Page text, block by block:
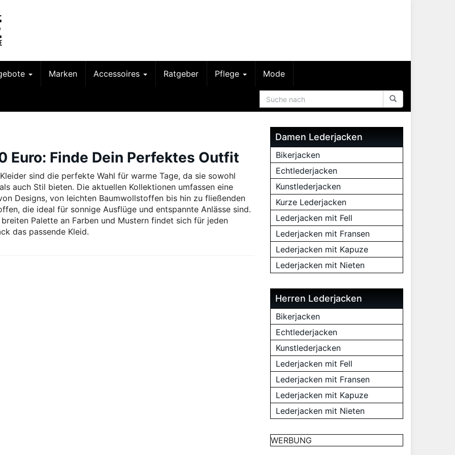
Marken Accessoires Ratgeber Pflege Mode
Euro: Finde Dein Perfektes Outfit
sind die perfekte Wahl für warme Tage, da sie sowohl
auch Stil bieten. Die aktuellen Kollektionen umfassen eine
Designs, von leichten Baumwollstoffen bis hin zu fließenden
die ideal für sonnige Ausflüge und entspannte Anlässe sind.
Palette an Farben und Mustern findet sich für jeden
das passende Kleid.
Damen Lederjacken
Bikerjacken
Echtlederjacken
Kunstlederjacken
Kurze Lederjacken
Lederjacken mit Fell
Lederjacken mit Fransen
Lederjacken mit Kapuze
Lederjacken mit Nieten
Herren Lederjacken
Bikerjacken
Echtlederjacken
Kunstlederjacken
Lederjacken mit Fell
Lederjacken mit Fransen
Lederjacken mit Kapuze
Lederjacken mit Nieten
WERBUNG